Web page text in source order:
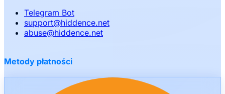
Telegram Bot
support@hiddence.net
abuse@hiddence.net
Metody płatności